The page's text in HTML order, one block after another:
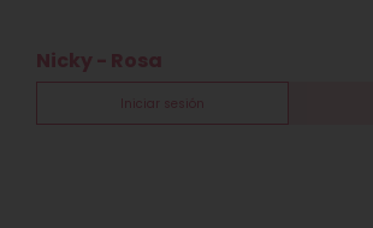
Nicky - Rosa
Iniciar sesión